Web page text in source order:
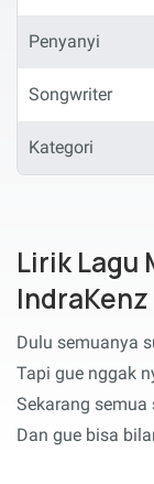
Penyanyi
Songwriter
Kategori
Lirik Lagu
Dulu semuanya
Tapi gue nggak
Sekarang semua
Dan gue bisa